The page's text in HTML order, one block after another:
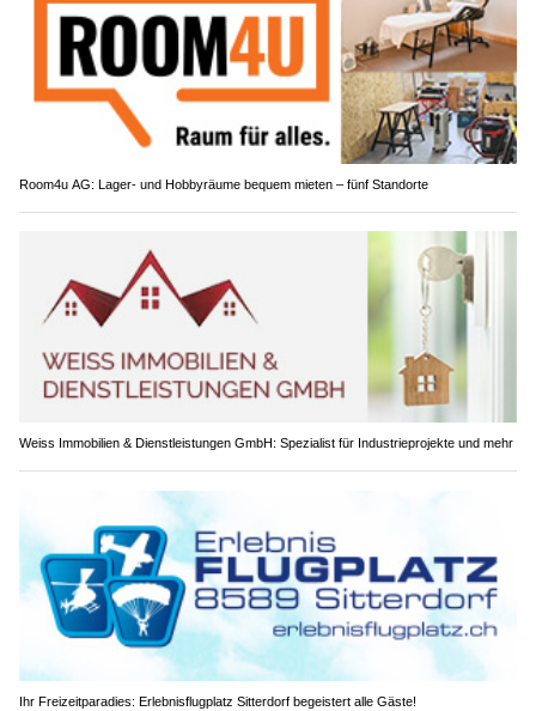
Room4u AG: Lager- und Hobbyräume bequem mieten – fünf Standorte
Weiss Immobilien & Dienstleistungen GmbH: Spezialist für Industrieprojekte und mehr
Ihr Freizeitparadies: Erlebnisflugplatz Sitterdorf begeistert alle Gäste!